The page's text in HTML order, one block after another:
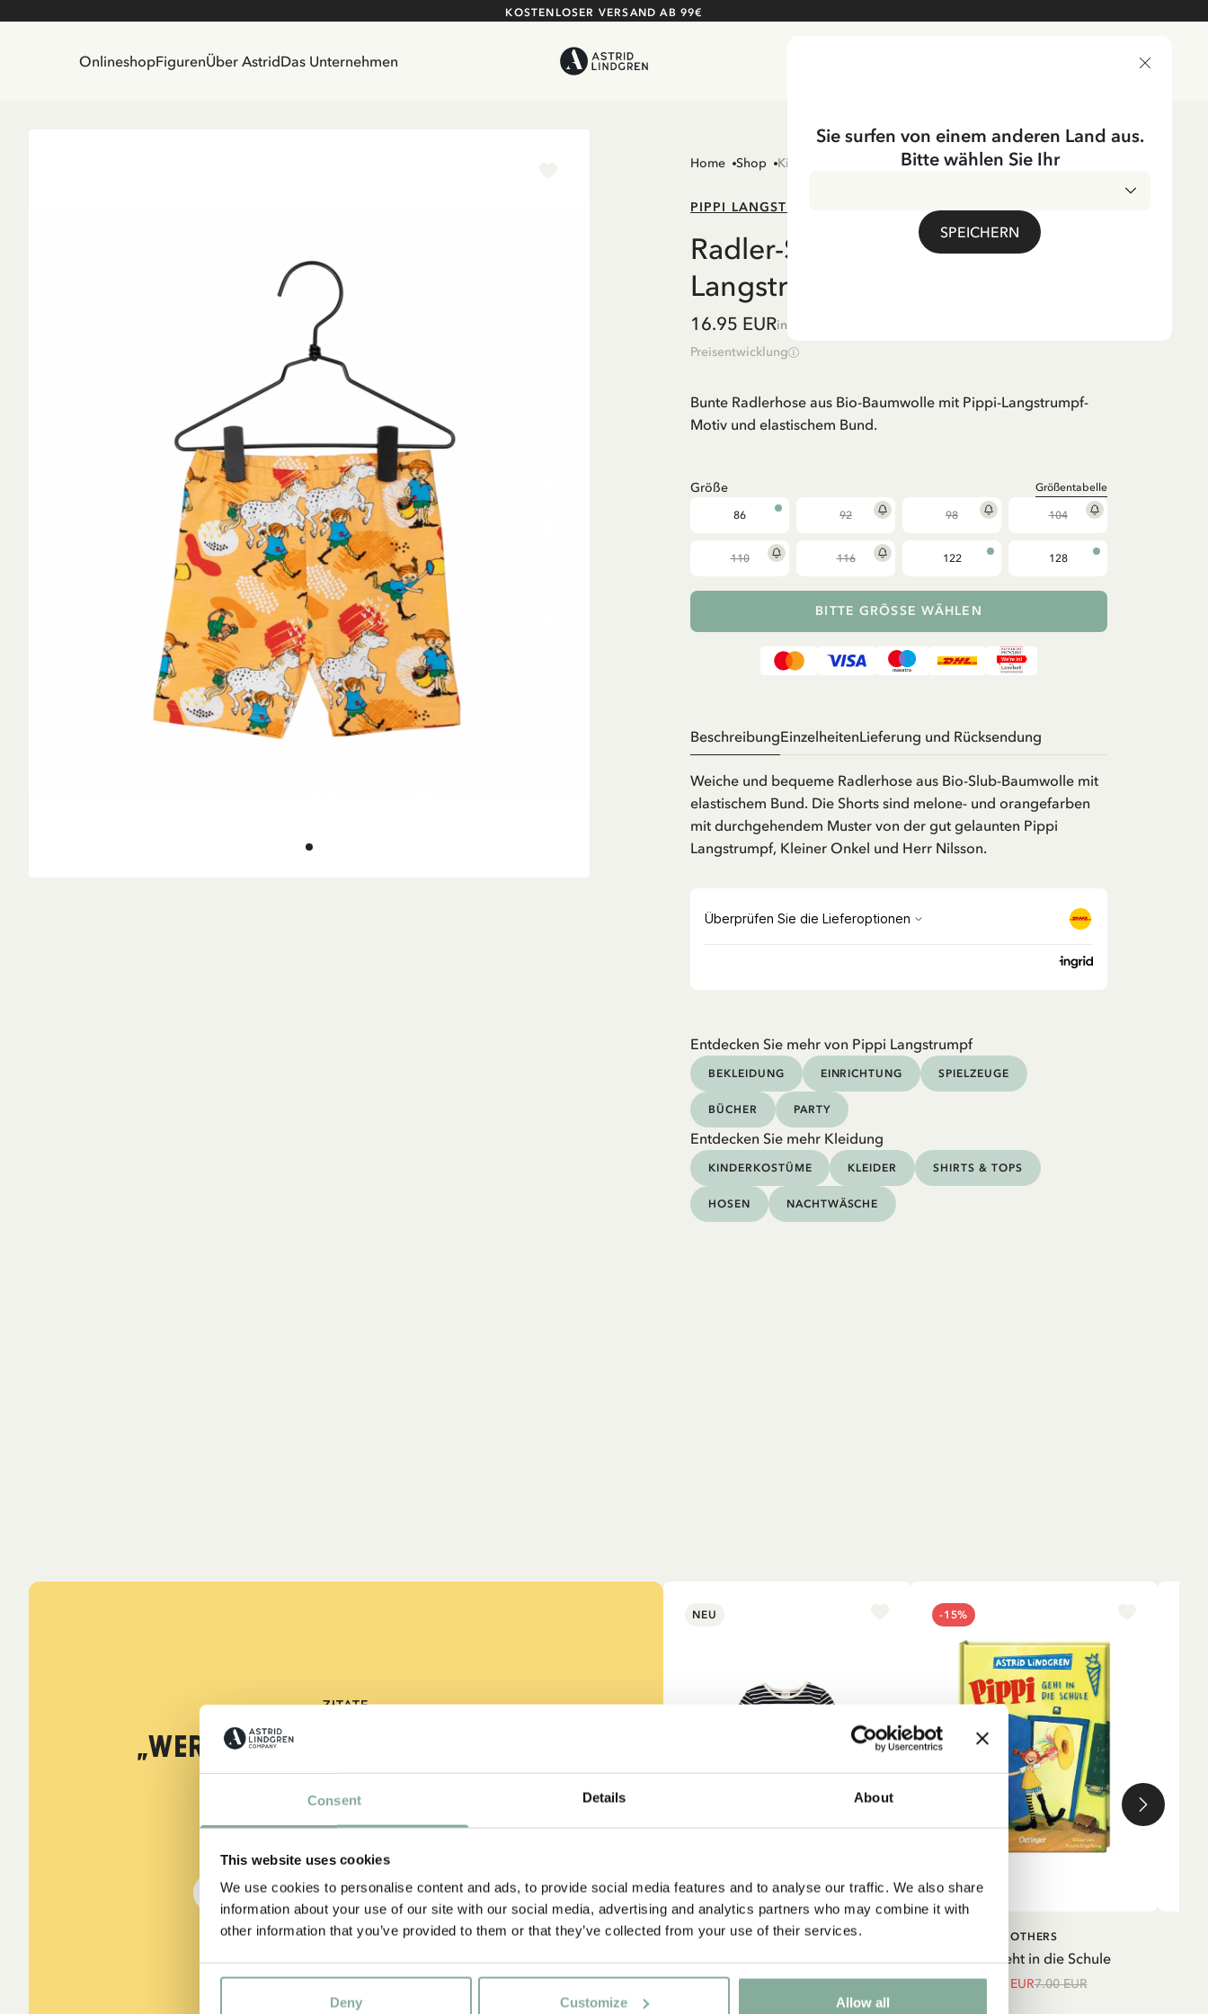
Consent Details About
This website uses cookies
We use cookies to personalise content and ads, to provide social media features and to analyse our traffic. We also share
information about your use of our site with our social media, advertising and analytics partners who may combine it with
other information that you’ve provided to them or that they’ve collected from your use of their services.
Deny Customize Allow all
KOSTENLOSER VERSAND AB 99€
OnlineshopFigurenÜber AstridDas Unternehmen
Home Shop Kinderkleidung
PIPPI LANGSTRUMPF
Radler-Shorts Pippi
Langstrumpf - Melone
16.95 EURinkl. MwSt.
Preisentwicklung
Bunte Radlerhose aus Bio-Baumwolle mit Pippi-Langstrumpf-
Motiv und elastischem Bund.
Größe Größentabelle
86 92 98 104
110 116 122 128
BITTE GRÖSSE WÄHLEN
BeschreibungEinzelheitenLieferung und Rücksendung
Weiche und bequeme Radlerhose aus Bio-Slub-Baumwolle mit
elastischem Bund. Die Shorts sind melone- und orangefarben
mit durchgehendem Muster von der gut gelaunten Pippi
Langstrumpf, Kleiner Onkel und Herr Nilsson.
Entdecken Sie mehr von Pippi Langstrumpf
BEKLEIDUNG EINRICHTUNG SPIELZEUGE
BÜCHER PARTY
Entdecken Sie mehr Kleidung
KINDERKOSTÜME KLEIDER SHIRTS & TOPS
HOSEN NACHTWÄSCHE
ZITATE
„Wer stark ist, muss auch gut
sein.“
aus Kennst du Pippi Langstrumpf?
DIE PIPPI-LANGSTRUMPF-SAMMLUNG
NEU
IN DEN
Goldkoffer – Dunkelblau
PIPPI LANGSTRUMPF
-15%
IN DEN WARENKORB
Pippi geht in die Schule
OTHERS
5.95 EUR7.00 EUR
Sie surfen von einem anderen Land aus.
Bitte wählen Sie Ihr
SPEICHERN